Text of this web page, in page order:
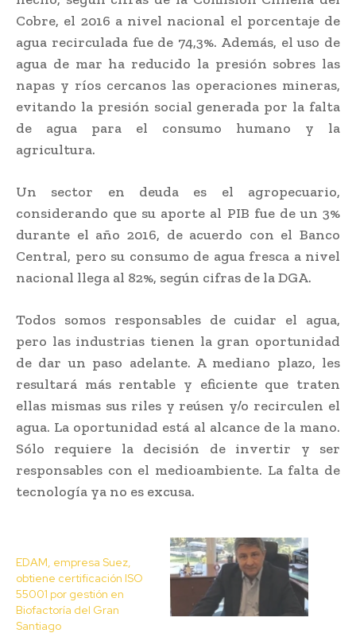
Cobre, el 2016 a nivel nacional el porcentaje de
agua recirculada fue de 74,3%. Además, el uso de
agua de mar ha reducido la presión sobres las
napas y ríos cercanos las operaciones mineras,
evitando la presión social generada por la falta
de agua para el consumo humano y la
agricultura.
Un sector en deuda es el agropecuario,
considerando que su aporte al PIB fue de un 3%
durante el año 2016, de acuerdo con el Banco
Central, pero su consumo de agua fresca a nivel
nacional llega al 82%, según cifras de la DGA.
Todos somos responsables de cuidar el agua,
pero las industrias tienen la gran oportunidad
de dar un paso adelante. A mediano plazo, les
resultará más rentable y eficiente que traten
ellas mismas sus riles y reúsen y/o recirculen el
agua. La oportunidad está al alcance de la mano.
Sólo requiere la decisión de invertir y ser
responsables con el medioambiente. La falta de
tecnología ya no es excusa.
EDAM, empresa Suez,
obtiene certificación ISO
55001 por gestión en
Biofactoría del Gran
Santiago